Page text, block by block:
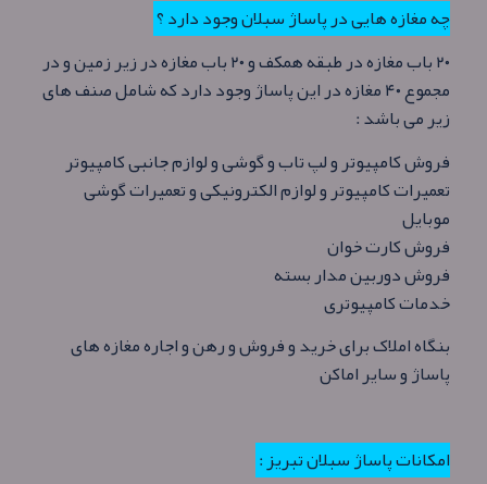
چه مغازه هایی در پاساژ سبلان وجود دارد ؟
۲۰ باب مغازه در طبقه همکف و ۲۰ باب مغازه در زیر زمین و در
مجموع ۴۰ مغازه در این پاساژ وجود دارد که شامل صنف های
زیر می باشد :
فروش کامپیوتر و لپ تاب و گوشی و لوازم جانبی کامپیوتر
تعمیرات کامپیوتر و لوازم الکترونیکی و تعمیرات گوشی
موبایل
فروش کارت خوان
فروش دوربین مدار بسته
خدمات کامپیوتری
بنگاه املاک برای خرید و فروش و رهن و اجاره مغازه های
پاساژ و سایر اماکن
امکانات پاساژ سبلان تبریز :